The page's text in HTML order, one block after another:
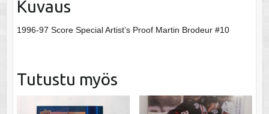
Kuvaus
1996-97 Score Special Artist’s Proof Martin Brodeur #10
Tutustu myös